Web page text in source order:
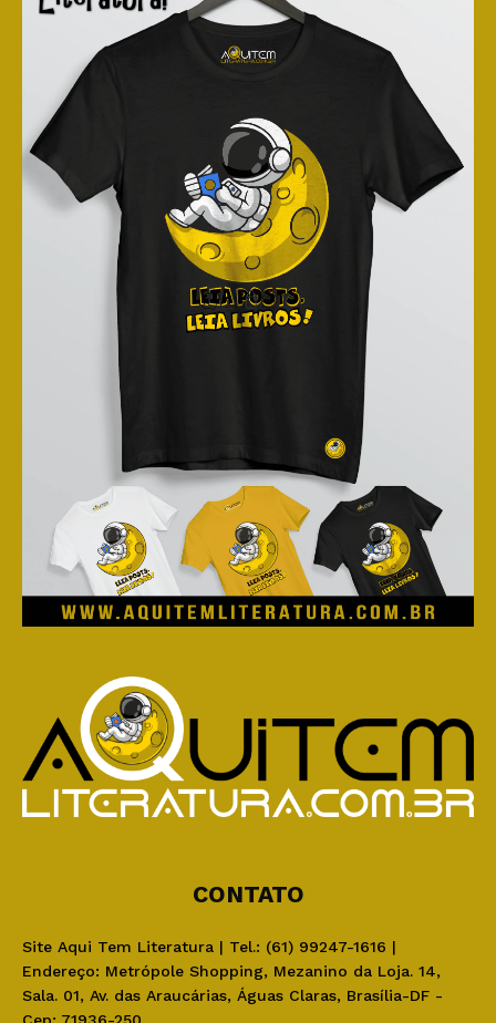
CONTATO
Site Aqui Tem Literatura | Tel.: (61) 99247-1616 |
Endereço: Metrópole Shopping, Mezanino da Loja. 14,
Sala. 01, Av. das Araucárias, Águas Claras, Brasília-DF -
Cep: 71936-250